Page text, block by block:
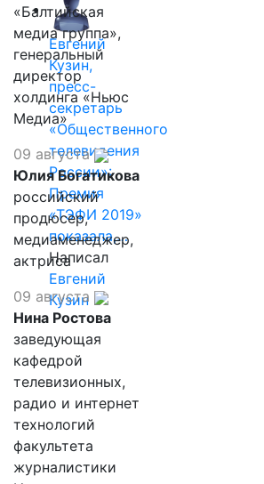
Евгений
Кузин,
пресс-
секретарь
«Общественного
телевидения
России»:
Премия
«ТЭФИ 2019»
показала,…
Написал
Евгений
Кузин
«Балтийская
медиа группа»,
генеральный
директор
холдинга «Ньюс
Медиа»
09 августа
Юлия Богатикова
российский
продюсер,
медиаменеджер,
актриса
09 августа
Нина Ростова
заведующая
кафедрой
телевизионных,
радио и интернет
технологий
факультета
журналистики